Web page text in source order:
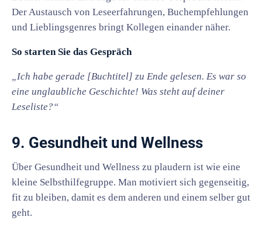
Der Austausch von Leseerfahrungen, Buchempfehlungen
und Lieblingsgenres bringt Kollegen einander näher.
So starten Sie das Gespräch
„Ich habe gerade [Buchtitel] zu Ende gelesen. Es war so
eine unglaubliche Geschichte! Was steht auf deiner
Leseliste?“
9. Gesundheit und Wellness
Über Gesundheit und Wellness zu plaudern ist wie eine
kleine Selbsthilfegruppe. Man motiviert sich gegenseitig,
fit zu bleiben, damit es dem anderen und einem selber gut
geht.